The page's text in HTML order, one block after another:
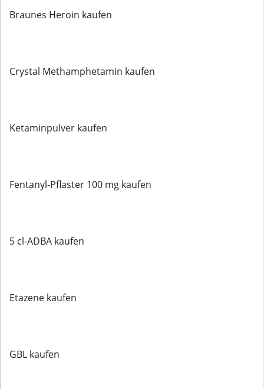
Braunes Heroin kaufen
Crystal Methamphetamin kaufen
Ketaminpulver kaufen
Fentanyl-Pflaster 100 mg kaufen
5 cl-ADBA kaufen
Etazene kaufen
GBL kaufen